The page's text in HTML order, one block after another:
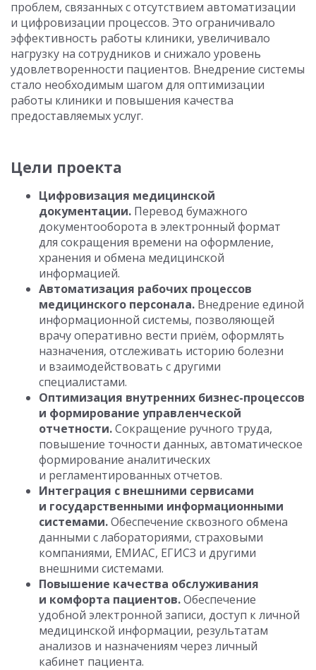
проблем, связанных с отсутствием автоматизации
и цифровизации процессов. Это ограничивало
эффективность работы клиники, увеличивало
нагрузку на сотрудников и снижало уровень
удовлетворенности пациентов. Внедрение системы
стало необходимым шагом для оптимизации
работы клиники и повышения качества
предоставляемых услуг.
Цели проекта
Цифровизация медицинской
документации. Перевод бумажного
документооборота в электронный формат
для сокращения времени на оформление,
хранения и обмена медицинской
информацией.
Автоматизация рабочих процессов
медицинского персонала. Внедрение единой
информационной системы, позволяющей
врачу оперативно вести приём, оформлять
назначения, отслеживать историю болезни
и взаимодействовать с другими
специалистами.
Оптимизация внутренних бизнес-процессов
и формирование управленческой
отчетности.Сокращение ручного труда,
повышение точности данных, автоматическое
формирование аналитических
и регламентированных отчетов.
Интеграция с внешними сервисами
и государственными информационными
системами.Обеспечение сквозного обмена
данными с лабораториями, страховыми
компаниями, ЕМИАС, ЕГИСЗ и другими
внешними системами.
Повышение качества обслуживания
и комфорта пациентов.Обеспечение
удобной электронной записи, доступ к личной
медицинской информации, результатам
анализов и назначениям через личный
кабинет пациента.